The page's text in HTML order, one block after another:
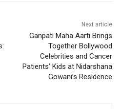
Next article
Ganpati Maha Aarti Brings
Together Bollywood
Celebrities and Cancer
Patients’ Kids at Nidarshana
Gowani’s Residence